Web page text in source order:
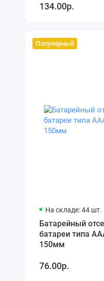
134.00р.
Популярный
На складе: 44 шт.
Батарейный
батареи типа
150мм
76.00р.